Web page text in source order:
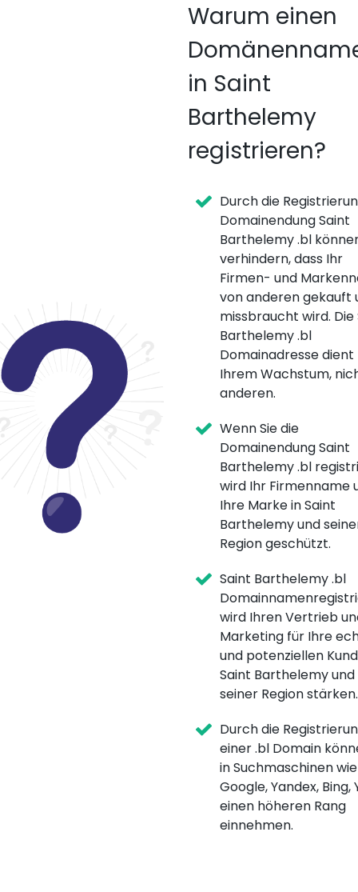
Warum einen
in Saint
Barthelemy
registrieren?
Durch die
Domainendung Saint
Barthelemy .bl
verhindern, dass Ihr
Firmen- und
von anderen gekauft
missbraucht wird. Die
Barthelemy .bl
Domainadresse dient
Ihrem Wachstum,
anderen.
Wenn Sie die
Domainendung Saint
Barthelemy .bl
wird Ihr Firmenname
Ihre Marke in Saint
Barthelemy und
Region geschützt.
Saint Barthelemy .bl
wird Ihren Vertrieb
Marketing für Ihre
und potenziellen
Saint Barthelemy und
seiner Region stärken.
Durch die
einer .bl Domain
in Suchmaschinen wie
Google, Yandex, Bing,
einen höheren Rang
einnehmen.